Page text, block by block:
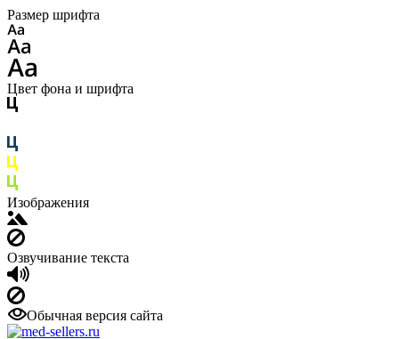
Размер шрифта
Цвет фона и шрифта
Изображения
Озвучивание текста
Обычная версия сайта